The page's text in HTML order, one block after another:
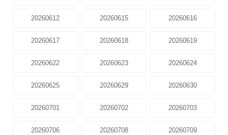
20260612 20260615 20260616
20260617 20260618 20260619
20260622 20260623 20260624
20260625 20260629 20260630
20260701 20260702 20260703
20260706 20260708 20260709